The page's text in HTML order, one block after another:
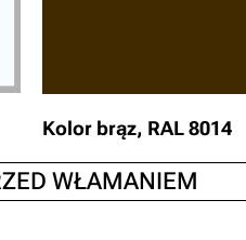
Kolor brąz, RAL 8014
WŁAMANIEM